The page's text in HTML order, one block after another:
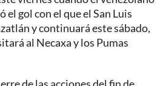
gol con el que el San Luis
y continuará este sábado,
al Necaxa y los Pumas